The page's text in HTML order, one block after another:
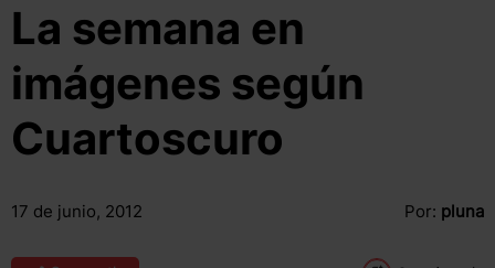
La semana en
imágenes según
Cuartoscuro
17 de junio, 2012 Por: pluna